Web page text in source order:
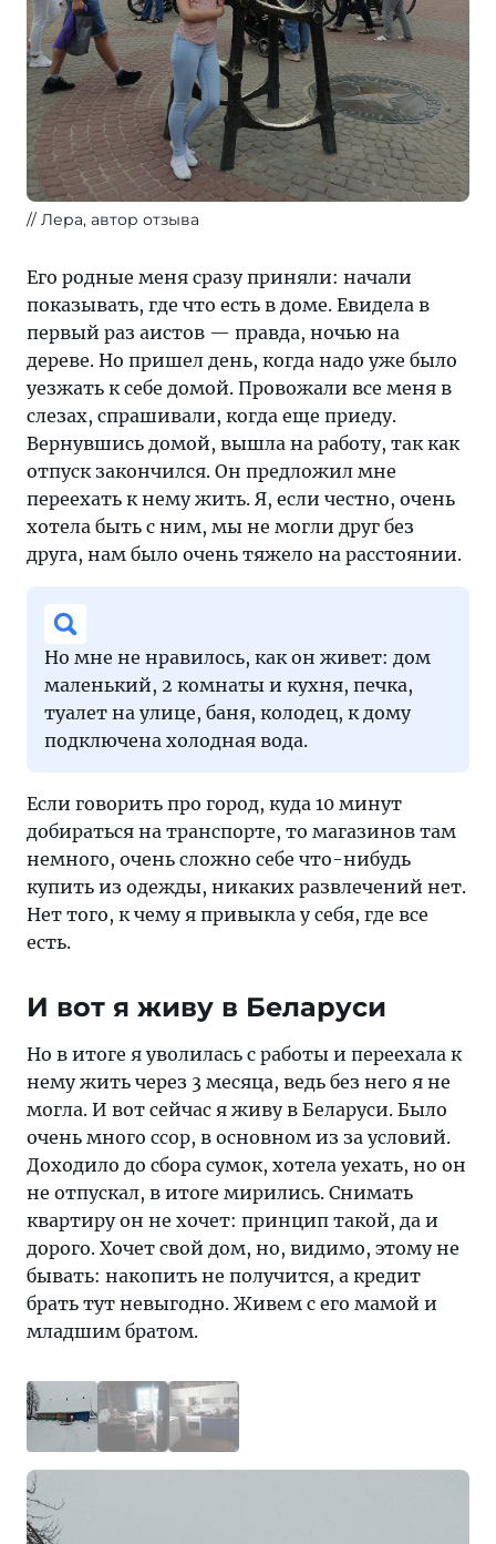
Лера, автор отзыва
Его родные меня сразу приняли: начали
показывать, где что есть в доме. Eвидела в
первый раз аистов — правда, ночью на
дереве. Но пришел день, когда надо уже было
уезжать к себе домой. Провожали все меня в
слезах, спрашивали, когда еще приеду.
Вернувшись домой, вышла на работу, так как
отпуск закончился. Он предложил мне
переехать к нему жить. Я, если честно, очень
хотела быть с ним, мы не могли друг без
друга, нам было очень тяжело на расстоянии.
Но мне не нравилось, как он живет: дом
маленький, 2 комнаты и кухня, печка,
туалет на улице, баня, колодец, к дому
подключена холодная вода.
Если говорить про город, куда 10 минут
добираться на транспорте, то магазинов там
немного, очень сложно себе что-нибудь
купить из одежды, никаких развлечений нет.
Нет того, к чему я привыкла у себя, где все
есть.
И вот я живу в Беларуси
Но в итоге я уволилась с работы и переехала к
нему жить через 3 месяца, ведь без него я не
могла. И вот сейчас я живу в Беларуси. Было
очень много ссор, в основном из за условий.
Доходило до сбора сумок, хотела уехать, но он
не отпускал, в итоге мирились. Снимать
квартиру он не хочет: принцип такой, да и
дорого. Хочет свой дом, но, видимо, этому не
бывать: накопить не получится, а кредит
брать тут невыгодно. Живем с его мамой и
младшим братом.